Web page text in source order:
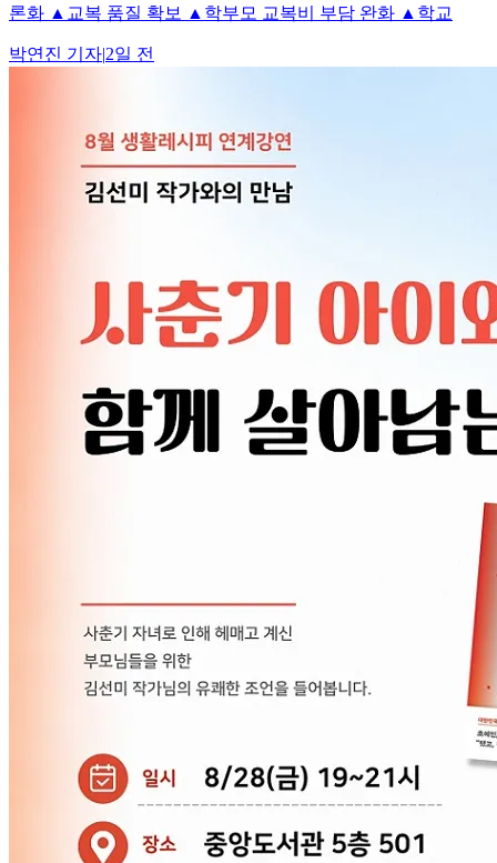
론화 ▲교복 품질 확보 ▲학부모 교복비 부담 완화 ▲학교
박연진 기자|2일 전